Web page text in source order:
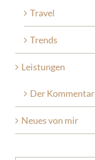
Travel
Trends
Leistungen
Der Kommentar
Neues von mir